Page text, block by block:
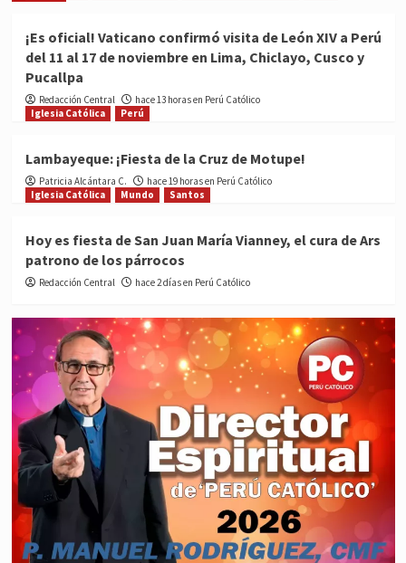
¡Es oficial! Vaticano confirmó visita de León XIV a Perú
del 11 al 17 de noviembre en Lima, Chiclayo, Cusco y
Pucallpa
Redacción Central
hace 13 horas en Perú Católico
Iglesia Católica
Perú
Lambayeque: ¡Fiesta de la Cruz de Motupe!
Patricia Alcántara C.
hace 19 horas en Perú Católico
Iglesia Católica
Mundo Santos
Hoy es fiesta de San Juan María Vianney, el cura de Ars
patrono de los párrocos
Redacción Central hace 2 días en Perú Católico